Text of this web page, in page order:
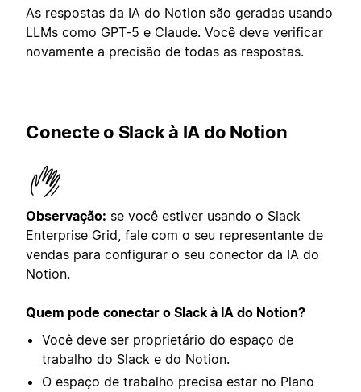
As respostas da IA do Notion são geradas usando
LLMs como GPT-5 e Claude. Você deve verificar
novamente a precisão de todas as respostas.
Conecte o Slack à IA do Notion
Observação: se você estiver usando o Slack
Enterprise Grid, fale com o seu representante de
vendas para configurar o seu conector da IA do
Notion.
Quem pode conectar o Slack à IA do Notion?
Você deve ser proprietário do espaço de
trabalho do Slack e do Notion.
O espaço de trabalho precisa estar no Plano